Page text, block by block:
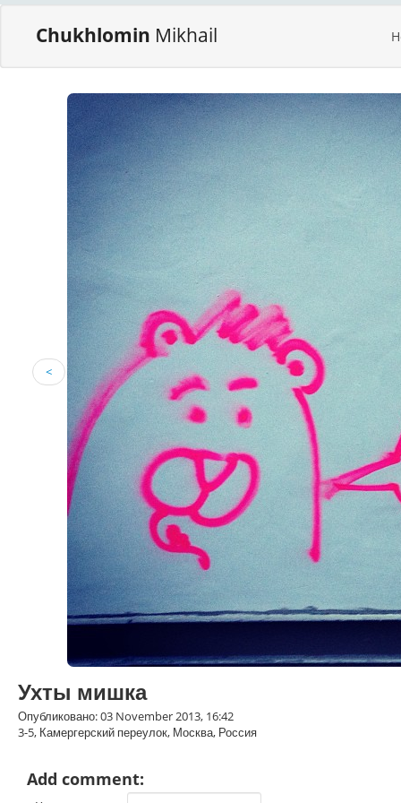
Chukhlomin Mikhail
<
Ухты мишка
Опубликовано: 03 November 2013, 16:42
3-5, Камергерский переулок, Москва, Россия
Add comment: